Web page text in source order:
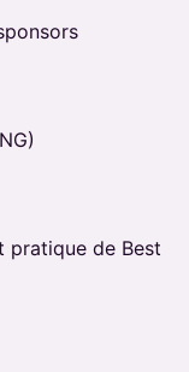
pratique de Best